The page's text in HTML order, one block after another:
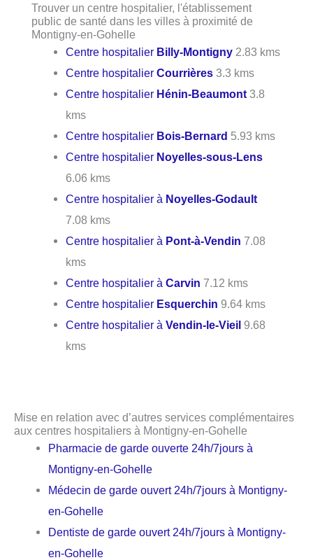
Trouver un centre hospitalier, l'établissement
public de santé dans les villes à proximité de
Montigny-en-Gohelle
Centre hospitalier Billy-Montigny 2.83 kms
Centre hospitalierCourrières 3.3 kms
Centre hospitalier Hénin-Beaumont 3.8
kms
Centre hospitalier Bois-Bernard 5.93 kms
Centre hospitalier Noyelles-sous-Lens
6.06 kms
Centre hospitalier à Noyelles-Godault
7.08 kms
Centre hospitalier à Pont-à-Vendin 7.08
kms
Centre hospitalier àCarvin 7.12 kms
Centre hospitalier Esquerchin 9.64 kms
Centre hospitalier àVendin-le-Vieil 9.68
kms
Mise en relation avec d’autres services complémentaires
aux centres hospitaliers à Montigny-en-Gohelle
Pharmacie de garde ouverte 24h/7jours à
Montigny-en-Gohelle
Médecin de garde ouvert 24h/7jours à Montigny-
en-Gohelle
Dentiste de garde ouvert 24h/7jours à Montigny-
en-Gohelle